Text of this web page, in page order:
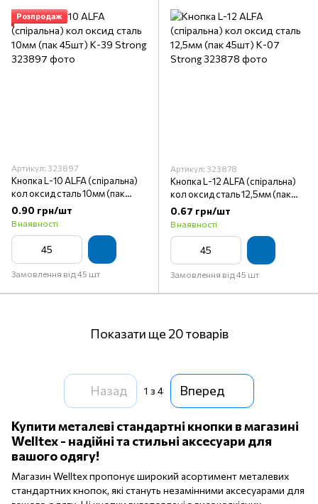
Розпродаж
Артикул: 323897
Кнопка L-10 ALFA (спіральна)
кол оксид сталь 10мм (пак
45шт) К-39 Strong
0.90 грн/шт
В наявності
Замовлення від 45 шт
Артикул: 323878
Кнопка L-12 ALFA (спіральна)
кол оксид сталь 12,5мм (пак
45шт) К-07 Strong
0.67 грн/шт
В наявності
Замовлення від 45 шт
Показати ще 20 товарів
Назад 1 з 4 Вперед
Купити металеві стандартні кнопки в магазині
Welltex - надійні та стильні аксесуари для
вашого одягу!
Магазин Welltex пропонує широкий асортимент металевих
стандартних кнопок, які стануть незамінними аксесуарами для